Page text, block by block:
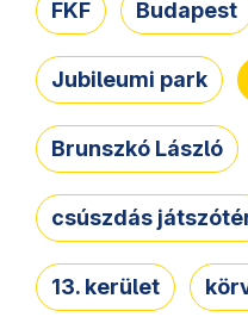
FKF Budapest
Jubileumi park
Brunszkó László
csúszdás
13. kerület